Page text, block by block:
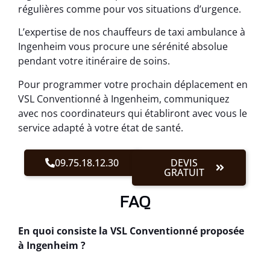
régulières comme pour vos situations d’urgence.
L’expertise de nos chauffeurs de taxi ambulance à
Ingenheim vous procure une sérénité absolue
pendant votre itinéraire de soins.
Pour programmer votre prochain déplacement en
VSL Conventionné à Ingenheim, communiquez
avec nos coordinateurs qui établiront avec vous le
service adapté à votre état de santé.
09.75.18.12.30 DEVIS
GRATUIT
FAQ
En quoi consiste la VSL Conventionné proposée
à Ingenheim ?